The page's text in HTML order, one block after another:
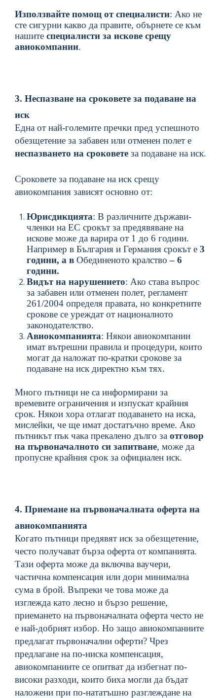
Използвайте помощ от специалисти: Ако не
сте сигурни какво да правите, обърнете се към
нашите специалисти за искове срещу
авиокомпании.
3. Неспазване на сроковете за подаване на
иск
Една от най-големите пречки пред успешното
обезщетение за забавен или отменен полет е
неспазването на сроковете за подаване на иск.
Сроковете за подаване на иск срещу
авиокомпания зависят основно от:
Юрисдикцията: В различните държави-
членки на ЕС срокът за предявяване на
искове може да варира от 1 до 6 години.
Например в България и Германия срокът е 3
години, а в Обединеното кралство – 6
години.
Видът на нарушението: Ако става въпрос
за забавен или отменен полет, регламент
261/2004 определя правата, но конкретните
срокове се уреждат от националното
законодателство.
Авиокомпанията: Някои авиокомпании
имат вътрешни правила и процедури, които
могат да наложат по-кратки срокове за
подаване на иск директно към тях.
Много пътници не са информирани за
времевите ограничения и изпускат крайния
срок. Някои хора отлагат подаването на иска,
мислейки, че ще имат достатъчно време. Ако
пътникът пък чака прекалено дълго за отговор
на първоначалното си запитване, може да
пропусне крайния срок за официален иск.
4. Приемане на първоначалната оферта на
авиокомпанията
Когато пътници предявят иск за обезщетение,
често получават бърза оферта от компанията.
Тази оферта може да включва ваучери,
частична компенсация или дори минимална
сума в брой. Въпреки че това може да
изглежда като лесно и бързо решение,
приемането на първоначалната оферта често не
е най-добрият избор. Но защо авиокомпаниите
предлагат първоначални оферти? Чрез
предлагане на по-ниска компенсация,
авиокомпаниите се опитват да избегнат по-
високи разходи, които биха могли да бъдат
наложени при по-нататъшно разглеждане на